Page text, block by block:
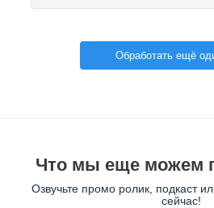
Обработать ещё
Что мы еще можем
Озвучьте промо ролик, подкаст
сейчас!